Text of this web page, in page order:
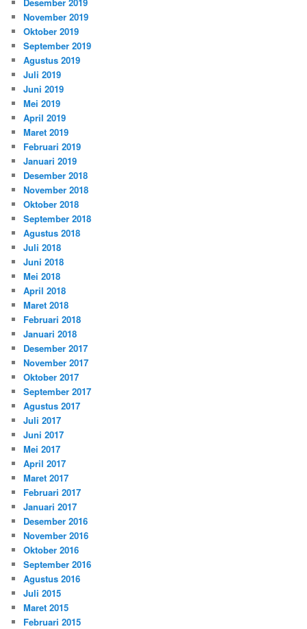
November 2019
Oktober 2019
September 2019
Agustus 2019
Juli 2019
Juni 2019
Mei 2019
April 2019
Maret 2019
Februari 2019
Januari 2019
Desember 2018
November 2018
Oktober 2018
September 2018
Agustus 2018
Juli 2018
Juni 2018
Mei 2018
April 2018
Maret 2018
Februari 2018
Januari 2018
Desember 2017
November 2017
Oktober 2017
September 2017
Agustus 2017
Juli 2017
Juni 2017
Mei 2017
April 2017
Maret 2017
Februari 2017
Januari 2017
Desember 2016
November 2016
Oktober 2016
September 2016
Agustus 2016
Juli 2015
Maret 2015
Februari 2015